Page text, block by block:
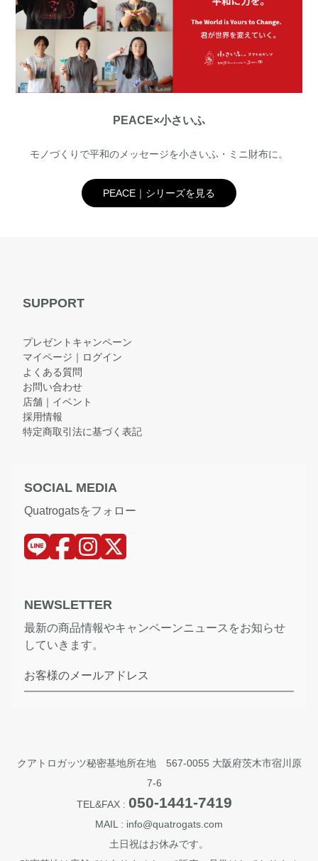
PEACE×小さいふ
モノづくりで平和のメッセージを小さいふ・ミニ財布に。
PEACE｜シリーズを見る
SUPPORT
プレゼントキャンペーン
マイページ｜ログイン
よくある質問
お問い合わせ
店舗｜イベント
採用情報
特定商取引法に基づく表記
SOCIAL MEDIA
Quatrogatsをフォロー
NEWSLETTER
最新の商品情報やキャンペーンニュースをお知らせ
していきます。
お客様のメールアドレス
クアトロガッツ秘密基地所在地 567-0055 大阪府茨木市宿川原
7-6
TEL&FAX : 050-1441-7419
MAIL : info@quatrogats.com
土日祝はお休みです。